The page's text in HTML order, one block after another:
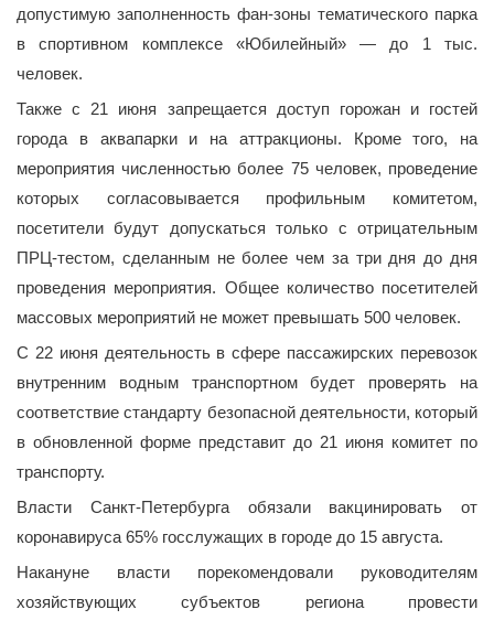
допустимую заполненность фан-зоны тематического парка
в спортивном комплексе «Юбилейный» — до 1 тыс.
человек.
Также с 21 июня запрещается доступ горожан и гостей
города в аквапарки и на аттракционы. Кроме того, на
мероприятия численностью более 75 человек, проведение
которых согласовывается профильным комитетом,
посетители будут допускаться только с отрицательным
ПРЦ-тестом, сделанным не более чем за три дня до дня
проведения мероприятия. Общее количество посетителей
массовых мероприятий не может превышать 500 человек.
С 22 июня деятельность в сфере пассажирских перевозок
внутренним водным транспортном будет проверять на
соответствие стандарту безопасной деятельности, который
в обновленной форме представит до 21 июня комитет по
транспорту.
Власти Санкт-Петербурга обязали вакцинировать от
коронавируса 65% госслужащих в городе до 15 августа.
Накануне власти порекомендовали руководителям
хозяйствующих субъектов региона провести